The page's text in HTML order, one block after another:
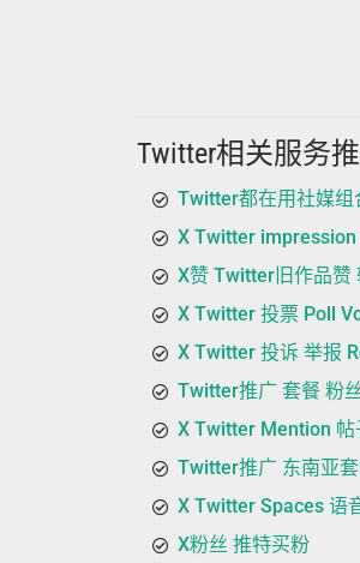
Twitter相关服务
Twitter都在用社媒组
X Twitter
X赞 Twitter旧作品赞
X Twitter 投票 Poll
X Twitter 投诉 举报
Twitter推广 套餐 粉
X Twitter Mention 帖
Twitter推广 东南亚
X Twitter Spaces 语
X粉丝 推特买粉